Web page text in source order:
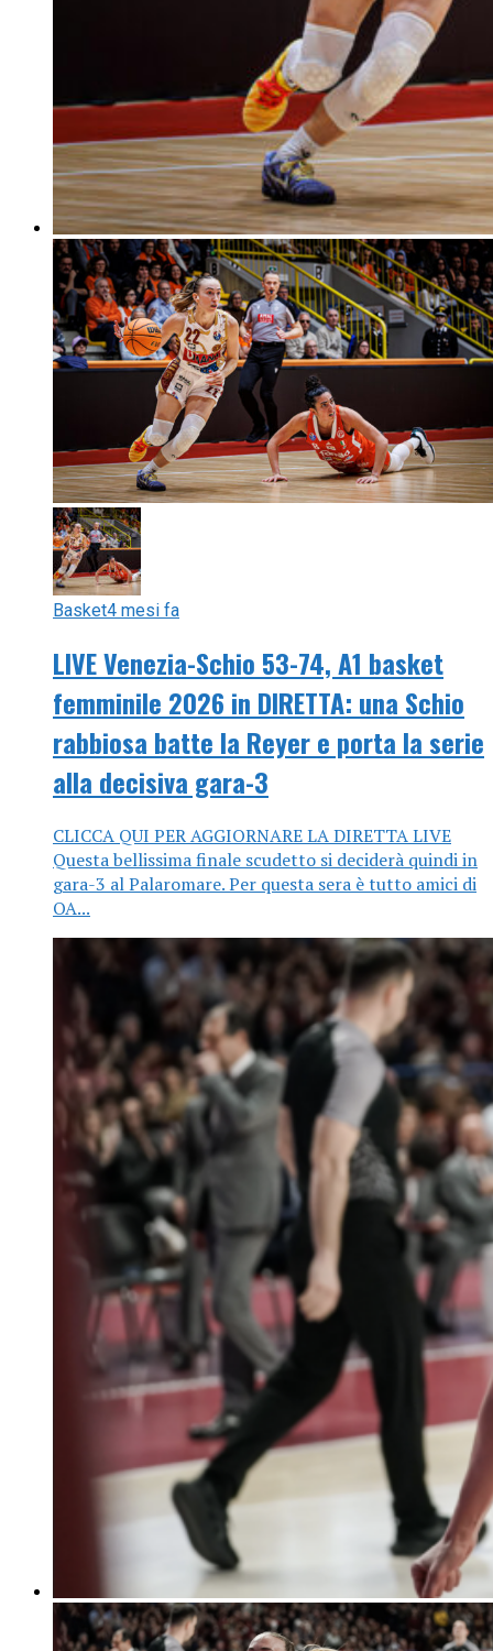
Basket4 mesi fa
LIVE Venezia-Schio 53-74, A1 basket
femminile 2026 in DIRETTA: una Schio
rabbiosa batte la Reyer e porta la serie
alla decisiva gara-3
CLICCA QUI PER AGGIORNARE LA DIRETTA LIVE
Questa bellissima finale scudetto si deciderà quindi in
gara-3 al Palaromare. Per questa sera è tutto amici di
OA...